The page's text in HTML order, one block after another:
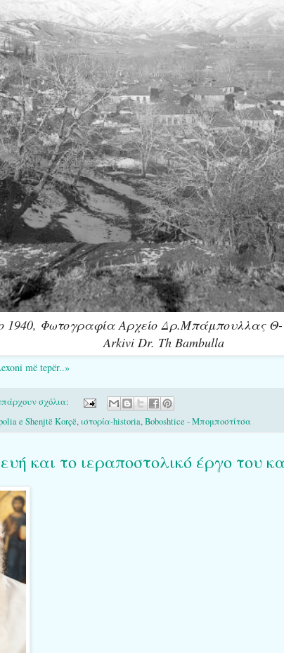
Φωτογραφία Αρχείο Δρ.Μπάμπουλλας Θ-
Arkivi Dr. Th Bambulla
më tepër..»
σχόλια:
e Shenjtë Korçë, ιστορία-historia,Boboshtice - Μπομποστίτσα
και το ιεραποστολικό έργο του